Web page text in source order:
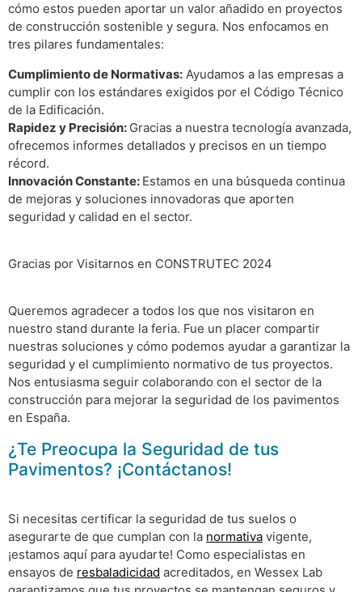
cómo estos pueden aportar un valor añadido en proyectos
de construcción sostenible y segura. Nos enfocamos en
tres pilares fundamentales:
Cumplimiento de Normativas: Ayudamos a las empresas a
cumplir con los estándares exigidos por el Código Técnico
de la Edificación.
Rapidez y Precisión: Gracias a nuestra tecnología avanzada,
ofrecemos informes detallados y precisos en un tiempo
récord.
Innovación Constante: Estamos en una búsqueda continua
de mejoras y soluciones innovadoras que aporten
seguridad y calidad en el sector.
Gracias por Visitarnos en CONSTRUTEC 2024
Queremos agradecer a todos los que nos visitaron en
nuestro stand durante la feria. Fue un placer compartir
nuestras soluciones y cómo podemos ayudar a garantizar la
seguridad y el cumplimiento normativo de tus proyectos.
Nos entusiasma seguir colaborando con el sector de la
construcción para mejorar la seguridad de los pavimentos
en España.
¿Te Preocupa la Seguridad de tus
Pavimentos? ¡Contáctanos!
Si necesitas certificar la seguridad de tus suelos o
asegurarte de que cumplan con la normativa vigente,
¡estamos aquí para ayudarte! Como especialistas en
ensayos de resbaladicidad acreditados, en Wessex Lab